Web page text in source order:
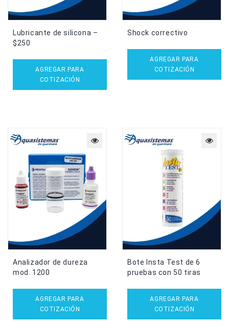
Lubricante de silicona –
$250
AGREGAR PARA
COTIZACIÓN
Shock correctivo
AGREGAR PARA
COTIZACIÓN
Analizador de dureza
mod. 1200
AGREGAR PARA
COTIZACIÓN
Bote Insta Test de 6
pruebas con 50 tiras
AGREGAR PARA
COTIZACIÓN